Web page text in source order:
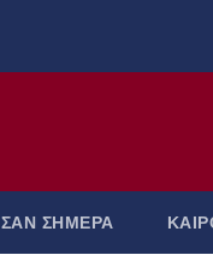
ΣΑΝ ΣΗΜΕΡΑ